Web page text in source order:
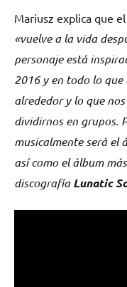
Mariusz explica que
«vuelve a la vida
personaje está
2016 y en todo lo
alrededor y lo que
dividirnos en grupos.
musicalmente será el
así como el álbum
discografíaLunatic